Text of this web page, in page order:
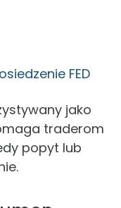
FED
jako
traderom
popyt lub